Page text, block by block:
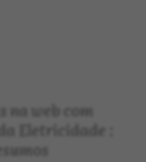
web com
Eletricidade :